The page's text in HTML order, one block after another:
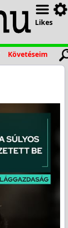
Likes
Követéseim